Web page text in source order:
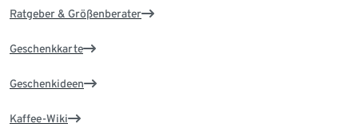
Ratgeber & Größenberater
Geschenkkarte
Geschenkideen
Kaffee-Wiki